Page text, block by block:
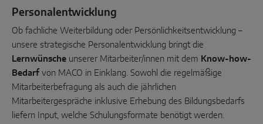
Personalentwicklung
Ob fachliche Weiterbildung oder Persönlichkeitsentwicklung –
unsere strategische Personalentwicklung bringt die
Lernwünsche unserer Mitarbeiter/innen mit dem Know-how-
Bedarf von MACO in Einklang. Sowohl die regelmäßige
Mitarbeiterbefragung als auch die jährlichen
Mitarbeitergespräche inklusive Erhebung des Bildungsbedarfs
liefern Input, welche Schulungsformate benötigt werden.